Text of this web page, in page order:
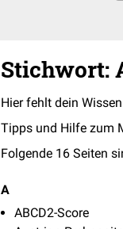
Stichwort:
Hier fehlt dein
Tipps und Hilfe zum
Folgende 16 Seiten
A
ABCD2-Score